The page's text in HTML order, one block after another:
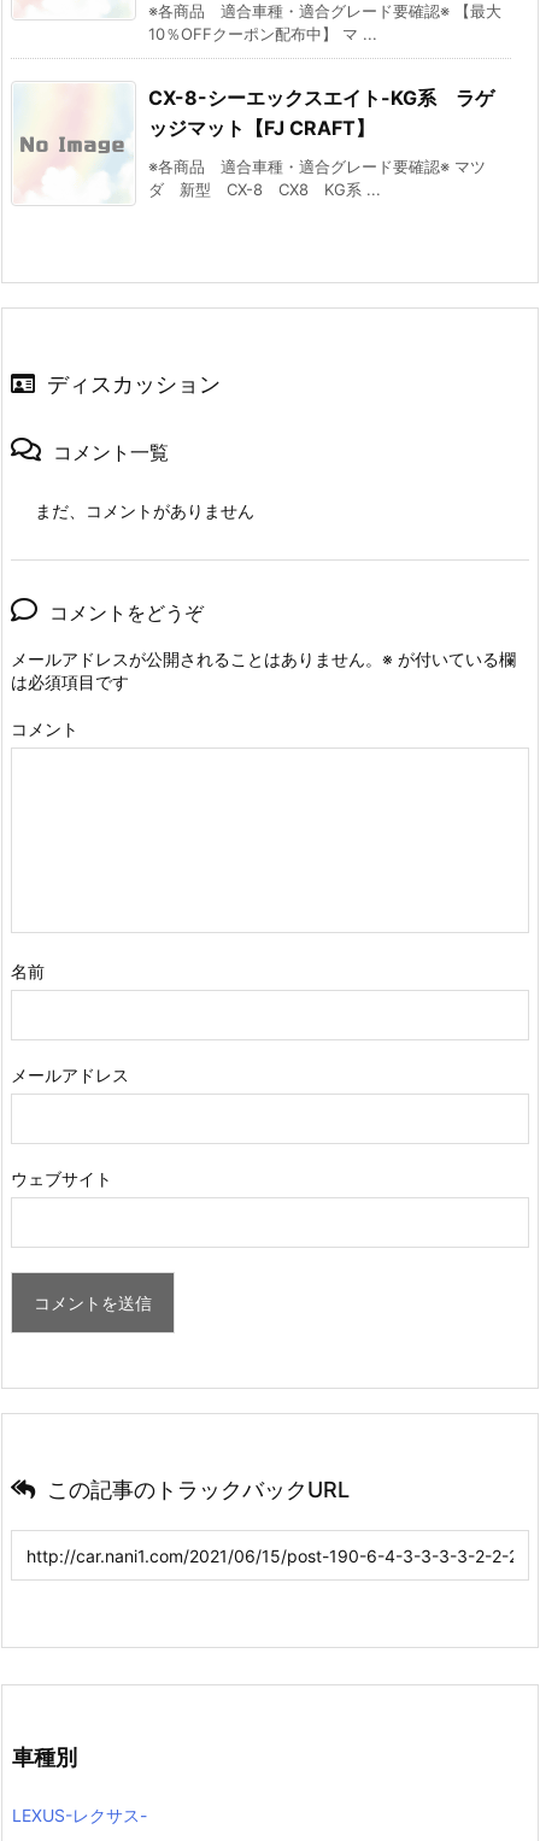
※各商品 適合車種・適合グレード要確認※ 【最大
10％OFFクーポン配布中】 マ ...
CX-8-シーエックスエイト-KG系 ラゲ
ッジマット【FJ CRAFT】
※各商品 適合車種・適合グレード要確認※ マツ
ダ 新型 CX-8 CX8 KG系 ...
ディスカッション
コメント一覧
まだ、コメントがありません
コメントをどうぞ
メールアドレスが公開されることはありません。 ※ が付いている欄
は必須項目です
コメント
名前
メールアドレス
ウェブサイト
この記事のトラックバックURL
車種別
LEXUS-レクサス-